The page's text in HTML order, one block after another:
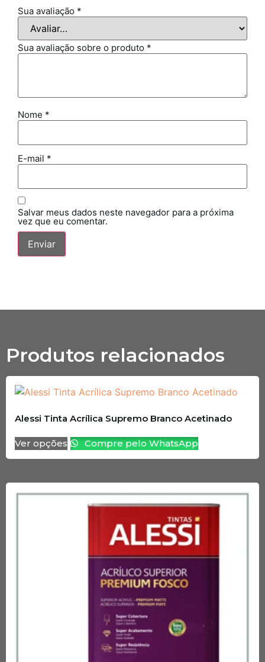
Sua avaliação *
Sua avaliação sobre o produto *
Nome *
E-mail *
Salvar meus dados neste navegador para a próxima
vez que eu comentar.
Produtos relacionados
Alessi Tinta Acrílica Supremo Branco Acetinado
Ver opções Compre pelo WhatsApp